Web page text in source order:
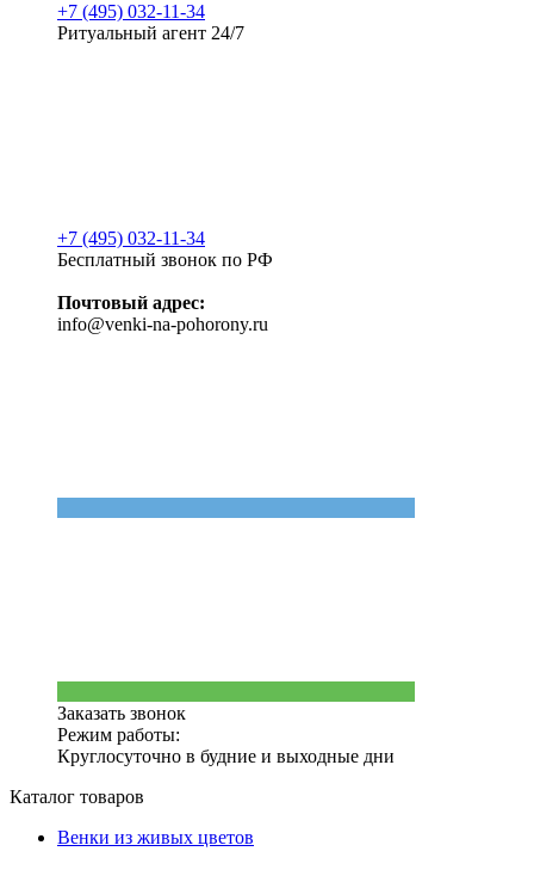
+7 (495) 032-11-34
Ритуальный агент 24/7
+7 (495) 032-11-34
Бесплатный звонок по РФ
Почтовый адрес:
info@venki-na-pohorony.ru
Заказать звонок
Режим работы:
Круглосуточно в будние и выходные дни
Каталог товаров
Венки из живых цветов